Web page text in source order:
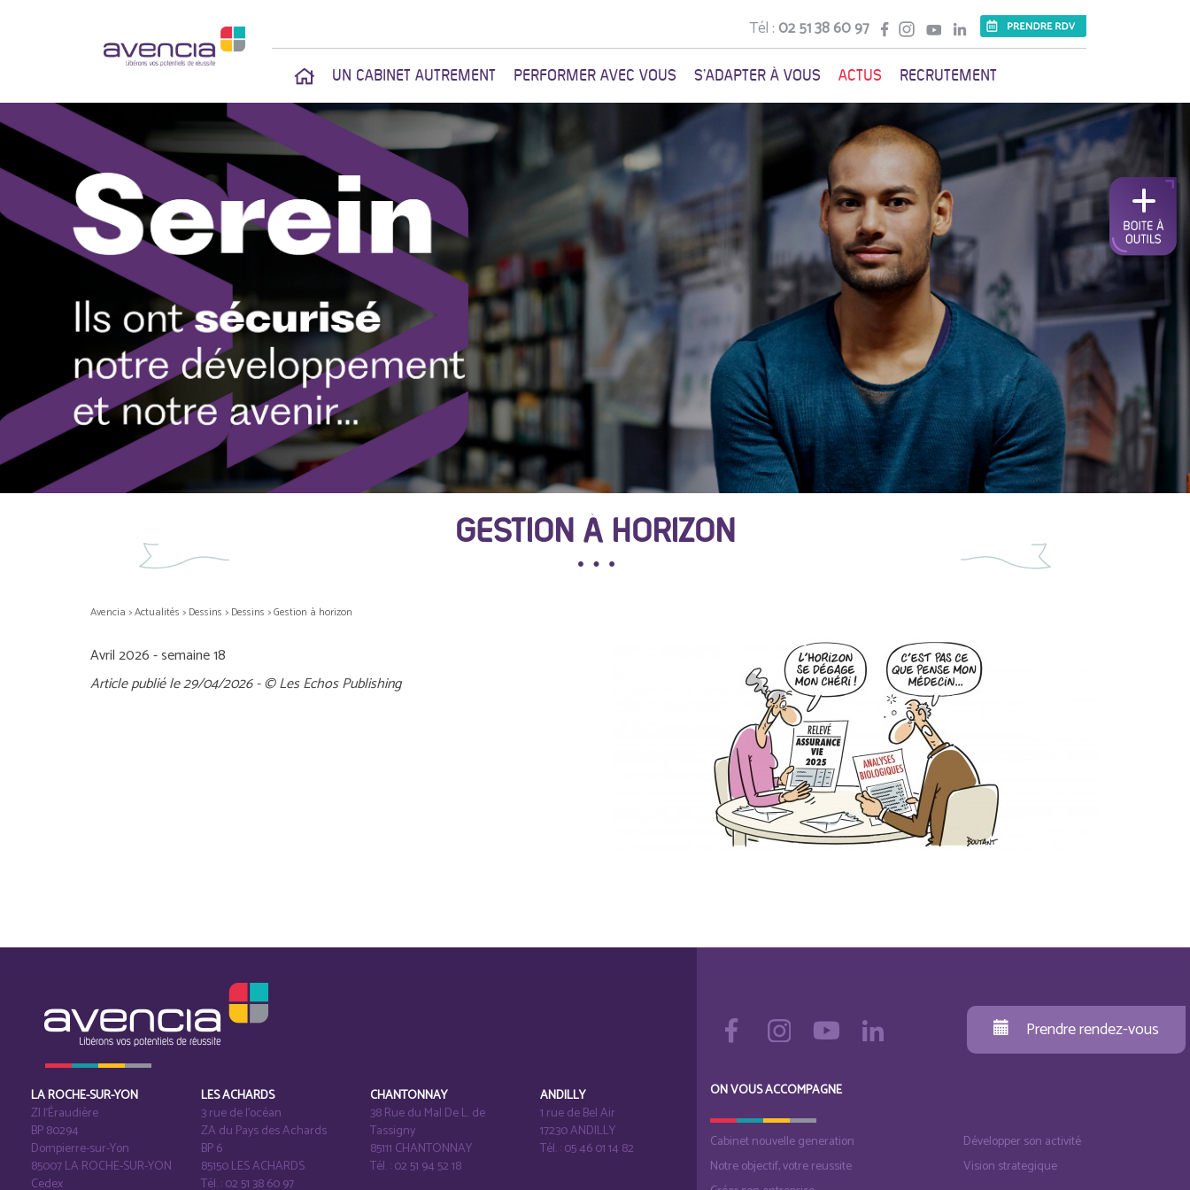
Tél :02 51 38 60 97
UN CABINET AUTREMENT PERFORMER AVEC VOUS S'ADAPTER À VOUS ACTUS RECRUTEMENT
GESTION À HORIZON
Avencia >Actualités > Dessins > Dessins >Gestion à horizon
Avril 2026 - semaine 18
Article publié le 29/04/2026 - © Les Echos Publishing
LA ROCHE-SUR-YON
ZI l‘Éraudière
BP 80294
Dompierre-sur-Yon
85007 LA ROCHE-SUR-YON
Cedex
LES ACHARDS
3 rue de l’océan
ZA du Pays des Achards
BP 6
85150 LES ACHARDS
Tél. : 02 51 38 60 97
CHANTONNAY
38 Rue du Mal De L. de
Tassigny
85111 CHANTONNAY
Tél. : 02 51 94 52 18
ANDILLY
1 rue de Bel Air
17230 ANDILLY
Tél. : 05 46 01 14 82
Prendre rendez-vous
ON VOUS ACCOMPAGNE
Cabinet nouvelle generation
Notre objectif, votre reussite
Développer son activité
Vision strategique